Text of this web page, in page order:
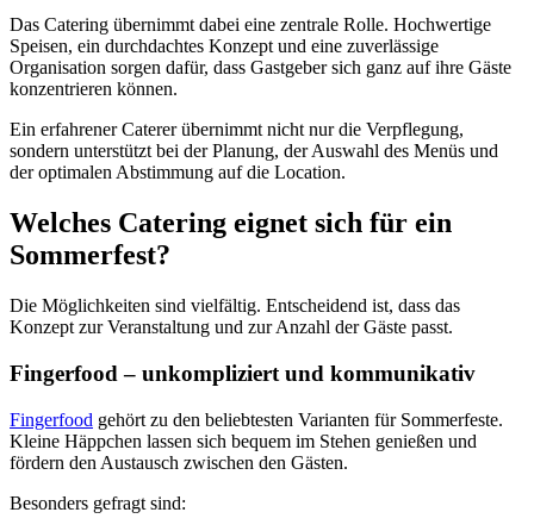
Das Catering übernimmt dabei eine zentrale Rolle. Hochwertige
Speisen, ein durchdachtes Konzept und eine zuverlässige
Organisation sorgen dafür, dass Gastgeber sich ganz auf ihre Gäste
konzentrieren können.
Ein erfahrener Caterer übernimmt nicht nur die Verpflegung,
sondern unterstützt bei der Planung, der Auswahl des Menüs und
der optimalen Abstimmung auf die Location.
Welches Catering eignet sich für ein
Sommerfest?
Die Möglichkeiten sind vielfältig. Entscheidend ist, dass das
Konzept zur Veranstaltung und zur Anzahl der Gäste passt.
Fingerfood – unkompliziert und kommunikativ
Fingerfood gehört zu den beliebtesten Varianten für Sommerfeste.
Kleine Häppchen lassen sich bequem im Stehen genießen und
fördern den Austausch zwischen den Gästen.
Besonders gefragt sind: